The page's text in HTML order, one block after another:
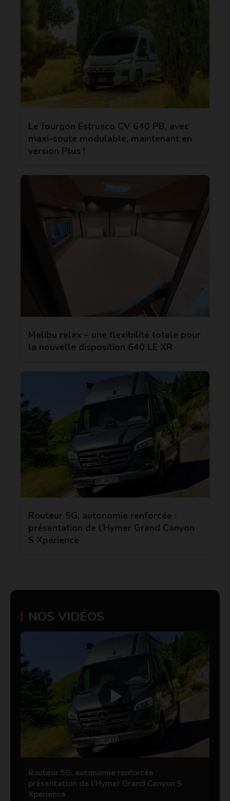
Le fourgon Estrusco CV 640 PB, avec
maxi-soute modulable, maintenant en
version Plus !
Malibu relax – une flexibilité totale pour
la nouvelle disposition 640 LE XR
Routeur 5G, autonomie renforcée :
présentation de l’Hymer Grand Canyon
S Xperience
NOS VIDÉOS
Routeur 5G, autonomie renforcée :
présentation de l’Hymer Grand Canyon S
Xperience